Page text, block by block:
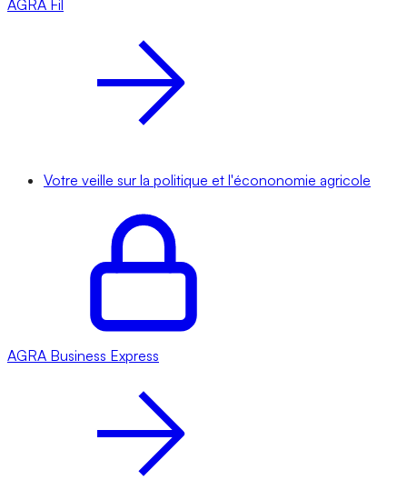
AGRA Fil
Votre veille sur la politique et l'écononomie agricole
AGRA Business Express